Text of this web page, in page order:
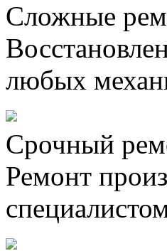
Сложные
любых
Срочный
Ремонт